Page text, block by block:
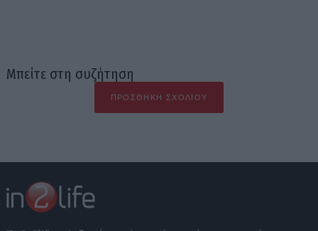
Μπείτε στη συζήτηση
ΠΡΟΣΘΉΚΗ ΣΧΟΛΊΟΥ